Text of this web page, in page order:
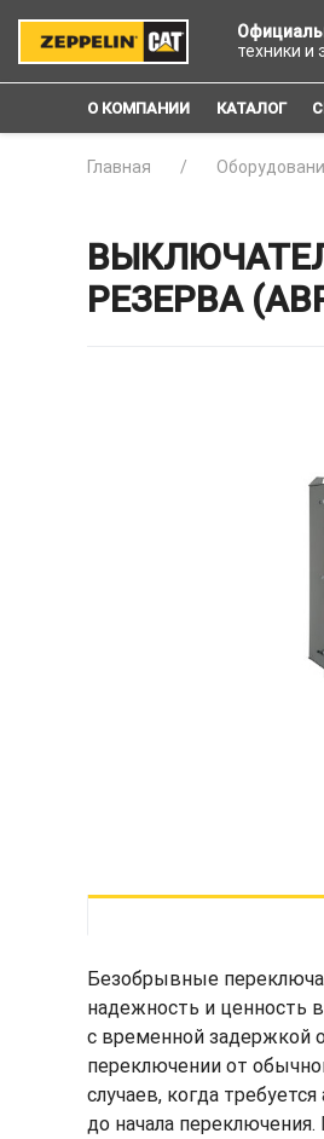
техники и
О КОМПАНИИ КАТАЛОГ
Главная
РЕЗЕРВА
Безобрывные
надежность и ценность
с временной задержкой
переключении от
случаев, когда
до начала